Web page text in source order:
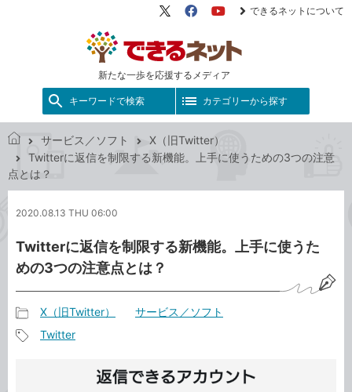
新たな一歩を応援するメディア
X（旧
FacebookYouTube
できるネットについて
キーワードで検索 カテゴリーから探す
で
き
ッ
サービス／ソフト
X（旧Twitter）
Twitterに返信を制限する新機能。上手に使うための3つの注意
点とは？
2020.08.13 THU 06:00
Twitterに返信を制限する新機能。上手に使うた
めの3つの注意点とは？
事
X（旧Twitter） サービス／ソフト
Twitter